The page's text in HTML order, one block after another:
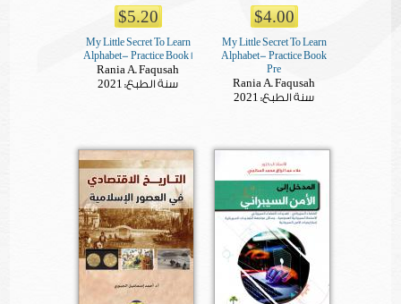
$4.00
My Little Secret To Learn
Alphabet- Practice Book
Pre
Rania A. Faqusah
سنة الطبع: 2021
$5.20
My Little Secret To Learn
Alphabet- Practice Book 1
Rania A. Faqusah
سنة الطبع: 2021